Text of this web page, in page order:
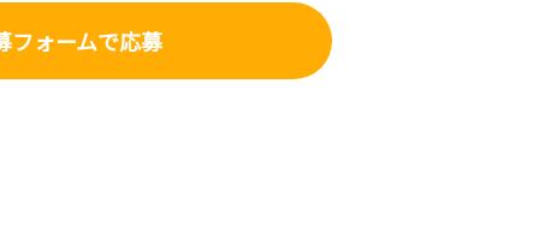
フォームで応募